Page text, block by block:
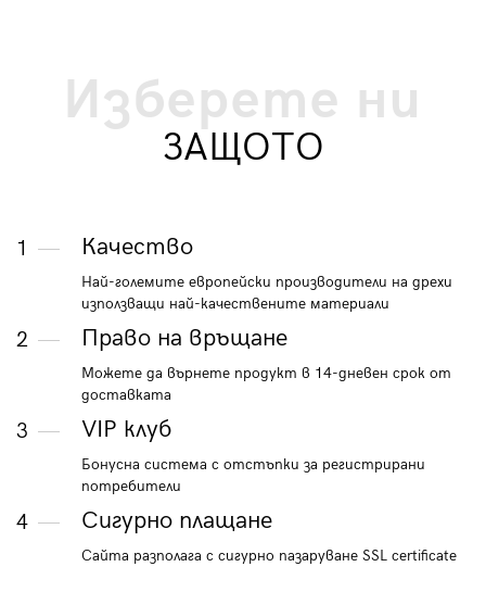
Изберете ни
ЗАЩОТО
1 Качество
Най-големите европейски производители на дрехи
използващи най-качествените материали
2 Право на връщане
Можете да върнете продукт в 14-дневен срок от
доставката
3 VIP клуб
Бонусна система с отстъпки за регистрирани
потребители
4 Сигурно плащане
Сайта разполага с сигурно пазаруване SSL certificate